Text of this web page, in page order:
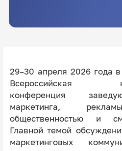
29–30 апреля 2026 года
Всероссийская
конференция
маркетинга,
общественностью и
Главной темой
маркетинговых